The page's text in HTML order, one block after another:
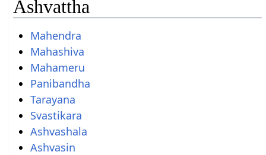
Ashvattha
Mahendra
Mahashiva
Mahameru
Panibandha
Tarayana
Svastikara
Ashvashala
Ashvasin